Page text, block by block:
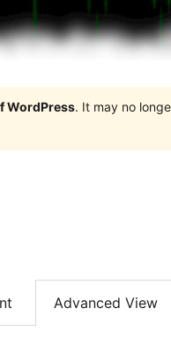
WordPress. It may no
Advanced View